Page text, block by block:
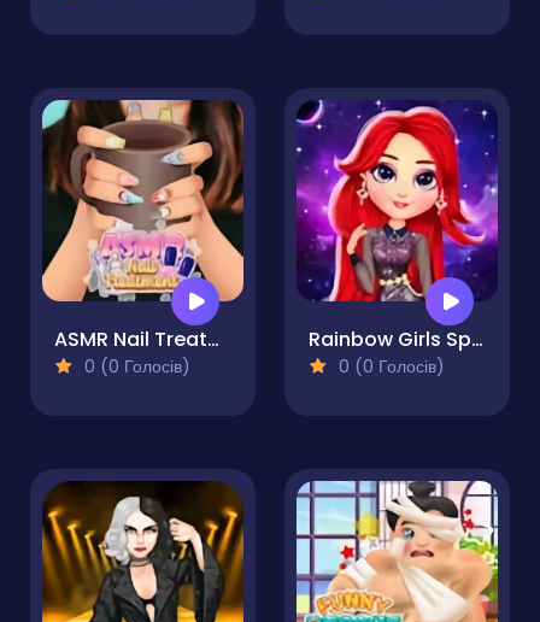
ASMR Nail Treatment
0 (0 Голосів)
Rainbow Girls Space Core Aesthetic
0 (0 Голосів)